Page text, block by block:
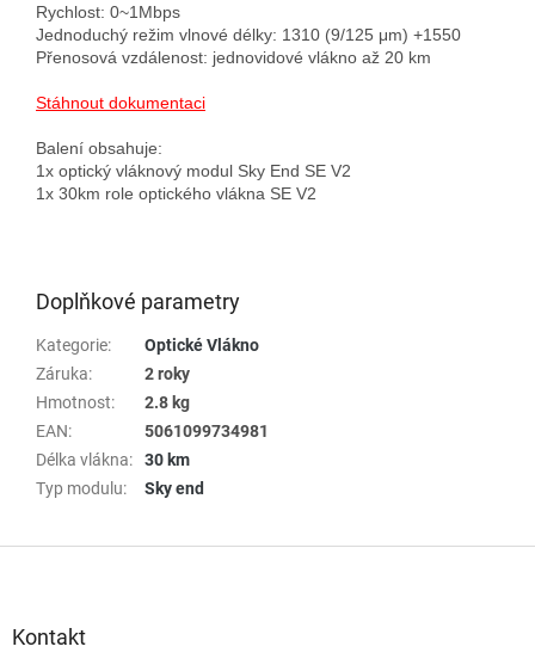
Rychlost: 0~1Mbps
Jednoduchý režim vlnové délky: 1310 (9/125 μm) +1550
Přenosová vzdálenost: jednovidové vlákno až 20 km
Stáhnout dokumentaci
Balení obsahuje:
1x optický vláknový modul Sky End SE V2
1x 30km role optického vlákna SE V2
Doplňkové parametry
Kategorie:
Optické Vlákno
Záruka:
2 roky
Hmotnost:
2.8 kg
EAN:
5061099734981
Délka vlákna:
30 km
Typ modulu: Sky end
Kontakt